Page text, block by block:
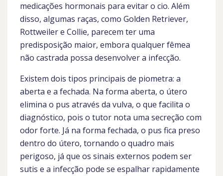
medicações hormonais para evitar o cio. Além
disso, algumas raças, como Golden Retriever,
Rottweiler e Collie, parecem ter uma
predisposição maior, embora qualquer fêmea
não castrada possa desenvolver a infecção.
Existem dois tipos principais de piometra: a
aberta e a fechada. Na forma aberta, o útero
elimina o pus através da vulva, o que facilita o
diagnóstico, pois o tutor nota uma secreção com
odor forte. Já na forma fechada, o pus fica preso
dentro do útero, tornando o quadro mais
perigoso, já que os sinais externos podem ser
sutis e a infecção pode se espalhar rapidamente